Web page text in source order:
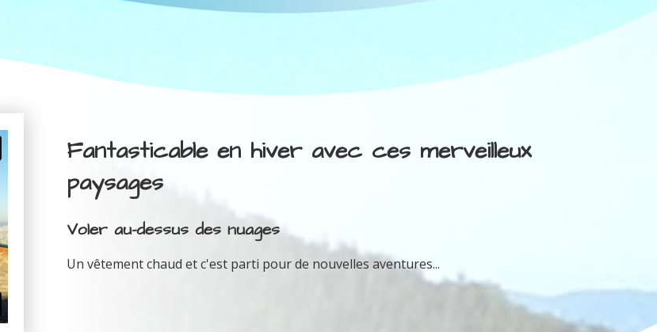
Fantasticable en hiver avec ces merveilleux
paysages
Voler au-dessus des nuages
Un vêtement chaud et c'est parti pour de nouvelles aventures...